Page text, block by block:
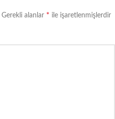
Gerekli alanlar * ile işaretlenmişlerdir